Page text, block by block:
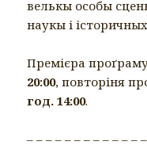
велькы особы
наукы і
Премієра
20:00, повторіня
год. 14:00.
– – – – – – – – – – – –